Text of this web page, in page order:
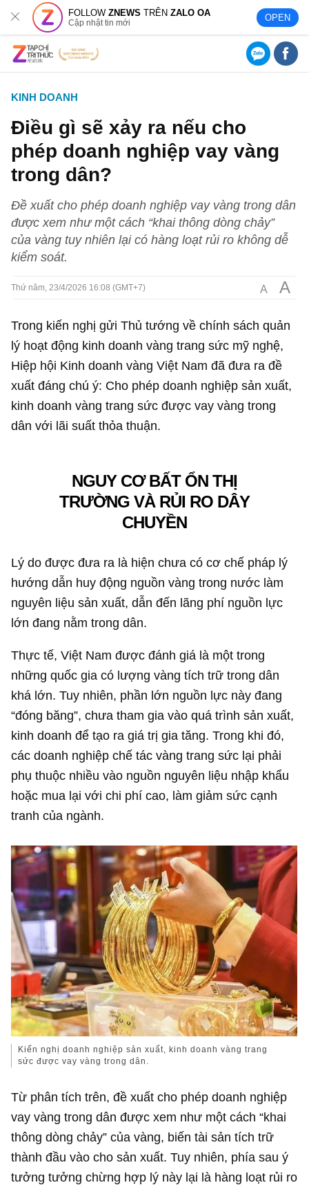
FOLLOWZNEWS TRÊNZALO OA
Cập nhật tin mới OPEN
KINH DOANH
Điều gì sẽ xảy ra nếu cho
phép doanh nghiệp vay vàng
trong dân?
Đề xuất cho phép doanh nghiệp vay vàng trong dân
được xem như một cách “khai thông dòng chảy”
của vàng tuy nhiên lại có hàng loạt rủi ro không dễ
kiểm soát.
Thứ năm, 23/4/2026 16:08 (GMT+7) A A
Trong kiến nghị gửi Thủ tướng về chính sách quản
lý hoạt động kinh doanh vàng trang sức mỹ nghệ,
Hiệp hội Kinh doanh vàng Việt Nam đã đưa ra đề
xuất đáng chú ý: Cho phép doanh nghiệp sản xuất,
kinh doanh vàng trang sức được vay vàng trong
dân với lãi suất thỏa thuận.
NGUY CƠ BẤT ỔN THỊ
TRƯỜNG VÀ RỦI RO DÂY
CHUYỀN
Lý do được đưa ra là hiện chưa có cơ chế pháp lý
hướng dẫn huy động nguồn vàng trong nước làm
nguyên liệu sản xuất, dẫn đến lãng phí nguồn lực
lớn đang nằm trong dân.
Thực tế, Việt Nam được đánh giá là một trong
những quốc gia có lượng vàng tích trữ trong dân
khá lớn. Tuy nhiên, phần lớn nguồn lực này đang
“đóng băng”, chưa tham gia vào quá trình sản xuất,
kinh doanh để tạo ra giá trị gia tăng. Trong khi đó,
các doanh nghiệp chế tác vàng trang sức lại phải
phụ thuộc nhiều vào nguồn nguyên liệu nhập khẩu
hoặc mua lại với chi phí cao, làm giảm sức cạnh
tranh của ngành.
Kiến nghị doanh nghiệp sản xuất, kinh doanh vàng trang
sức được vay vàng trong dân.
Từ phân tích trên, đề xuất cho phép doanh nghiệp
vay vàng trong dân được xem như một cách “khai
thông dòng chảy” của vàng, biến tài sản tích trữ
thành đầu vào cho sản xuất. Tuy nhiên, phía sau ý
tưởng tưởng chừng hợp lý này lại là hàng loạt rủi ro